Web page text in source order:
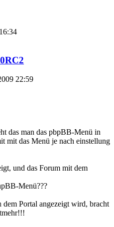
22:59
das man das pbpBB-Menü in
mit das Menü je nach einstellung
und das Forum mit dem
Menü???
Portal angezeigt wird, bracht